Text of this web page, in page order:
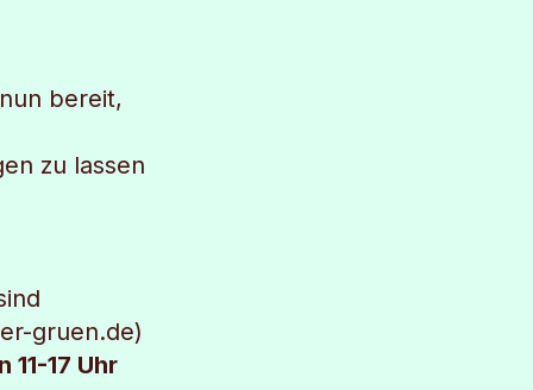
bereit,
zu lassen
gruen.de)
17 Uhr